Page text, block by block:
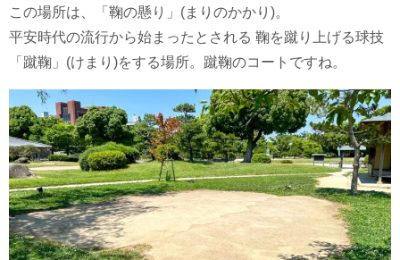
この場所は、「鞠の懸り」(まりのかかり)。
平安時代の流行から始まったとされる 鞠を蹴り上げる球技
「蹴鞠」(けまり)をする場所。蹴鞠のコートですね。